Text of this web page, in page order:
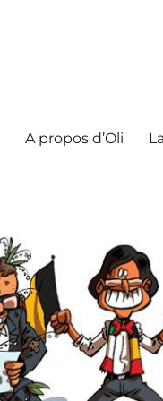
A propos d’Oli